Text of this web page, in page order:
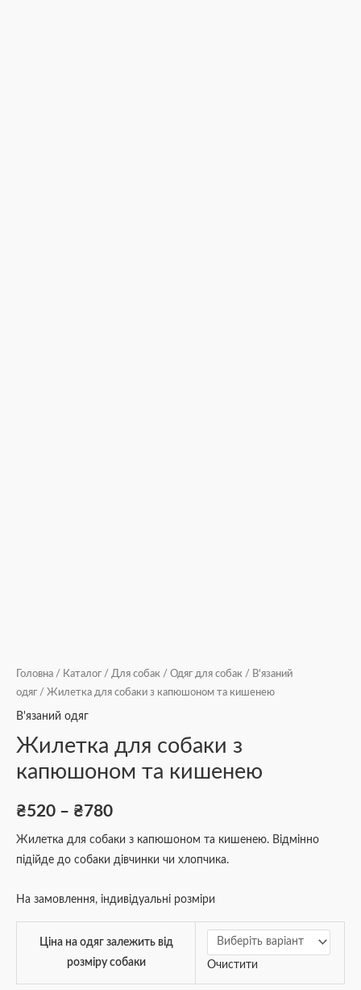
Головна / Каталог / Для собак / Одяг для собак / В'язаний
одяг / Жилетка для собаки з капюшоном та кишенею
В'язаний одяг
Жилетка для собаки з
капюшоном та кишенею
₴520 – ₴780
Жилетка для собаки з капюшоном та кишенею. Відмінно
підійде до собаки дівчинки чи хлопчика.
На замовлення, індивідуальні розміри
Ціна на одяг залежить від
розміру собаки
Очистити